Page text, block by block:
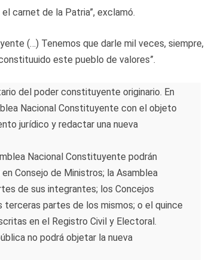
carnet de la Patria”, exclamó.
(…) Tenemos que darle mil veces, siempre,
este pueblo de valores”.
del poder constituyente originario. En
Nacional Constituyente con el objeto
jurídico y redactar una nueva
Nacional Constituyente podrán
Consejo de Ministros; la Asamblea
de sus integrantes; los Concejos
partes de los mismos; o el quince
en el Registro Civil y Electoral.
no podrá objetar la nueva